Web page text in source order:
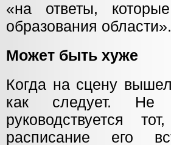
«на ответы,
образования области».
Может быть хуже
Когда на сцену
как следует. Не
руководствуется
расписание его